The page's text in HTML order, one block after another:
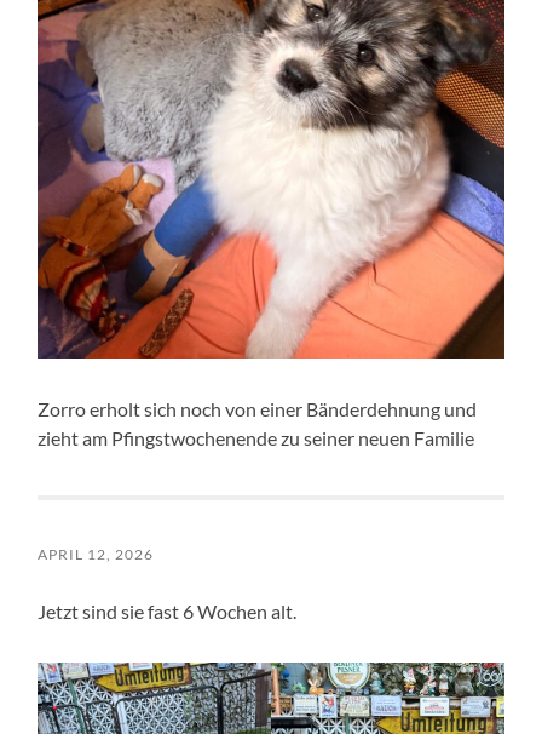
Zorro erholt sich noch von einer Bänderdehnung und
zieht am Pfingstwochenende zu seiner neuen Familie
APRIL 12, 2026
Jetzt sind sie fast 6 Wochen alt.